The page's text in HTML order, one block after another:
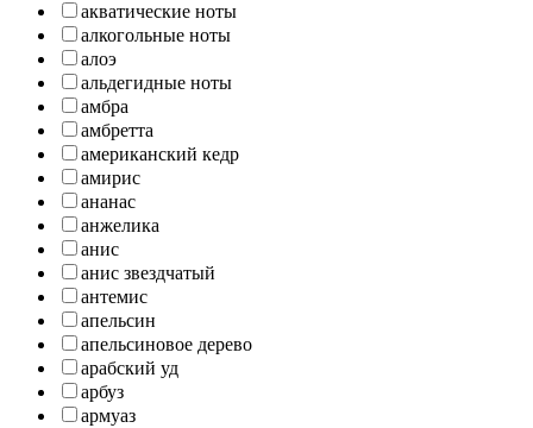
акватические ноты
алкогольные ноты
алоэ
альдегидные ноты
амбра
амбретта
американский кедр
амирис
ананас
анжелика
анис
анис звездчатый
антемис
апельсин
апельсиновое дерево
арабский уд
арбуз
армуаз